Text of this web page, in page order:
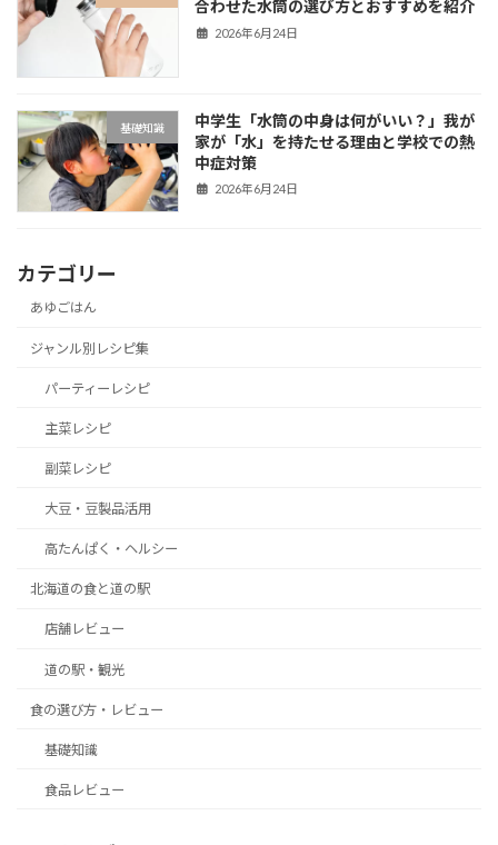
合わせた水筒の選び方とおすすめを紹介
2026年6月24日
基礎知識
中学生「水筒の中身は何がいい？」我が
家が「水」を持たせる理由と学校での熱
中症対策
2026年6月24日
カテゴリー
あゆごはん
ジャンル別レシピ集
パーティーレシピ
主菜レシピ
副菜レシピ
大豆・豆製品活用
高たんぱく・ヘルシー
北海道の食と道の駅
店舗レビュー
道の駅・観光
食の選び方・レビュー
基礎知識
食品レビュー